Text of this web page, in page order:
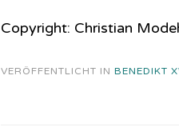
Copyright: Christian
VERÖFFENTLICHT IN BENEDIKT